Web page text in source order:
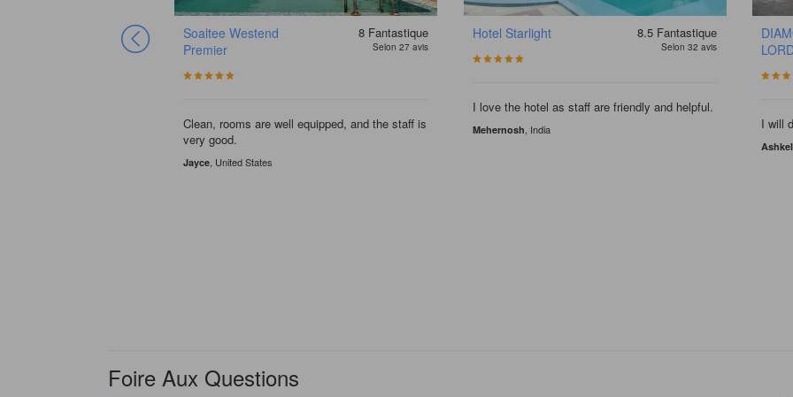
Soaltee Westend
Premier
8 Fantastique
Selon 27 avis
Clean, rooms are well equipped, and the staff is
very good.
Jayce , United States
Hotel Starlight 8.5 Fantastique
Selon 32 avis
I love the hotel as staff are friendly and helpful.
Mehernosh , India I will
Foire Aux Questions